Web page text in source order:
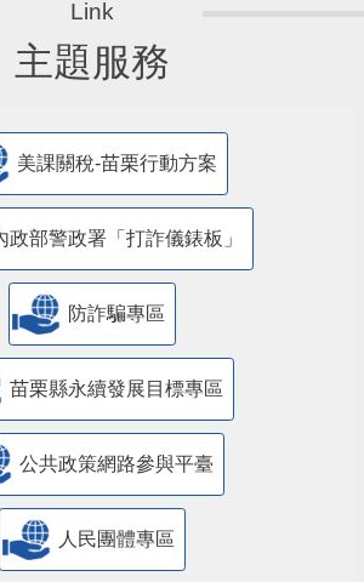
主題服務
美課關稅-苗栗行動方案
政部警政署「打詐儀錶板」
防詐騙專區
苗栗縣永續發展目標專區
公共政策網路參與平臺
人民團體專區